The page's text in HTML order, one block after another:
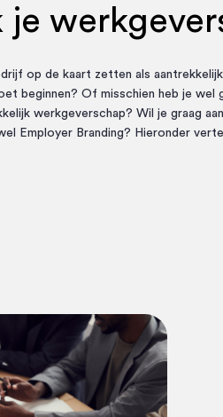
je
op de kaart zetten als
beginnen? Of misschien heb je wel
werkgeverschap? Wil je graag
Employer Branding? Hieronder